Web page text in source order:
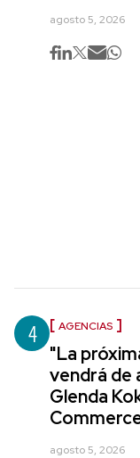
agosto 5, 2026
4 AGENCIAS
"La
vendrá de
Glenda
agosto 5, 2026